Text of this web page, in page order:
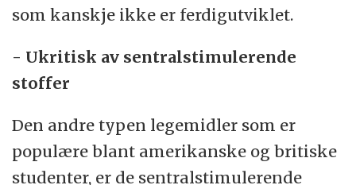
som kanskje ikke er ferdigutviklet.
- Ukritisk av sentralstimulerende
stoffer
Den andre typen legemidler som er
populære blant amerikanske og britiske
studenter, er de sentralstimulerende